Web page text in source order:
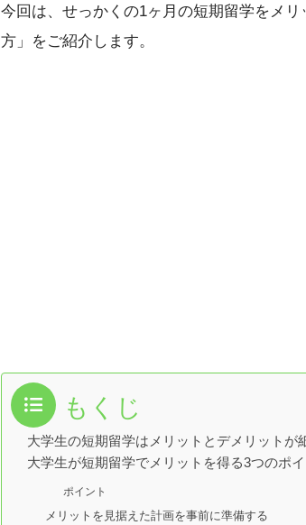
今回は、せっかくの1ヶ月の短期留学をメ
方」をご紹介します。
もくじ
大学生の短期留学はメリットとデメリットが
大学生が短期留学でメリットを得る3つのポイ
ポイント
メリットを見据えた計画を事前に準備する